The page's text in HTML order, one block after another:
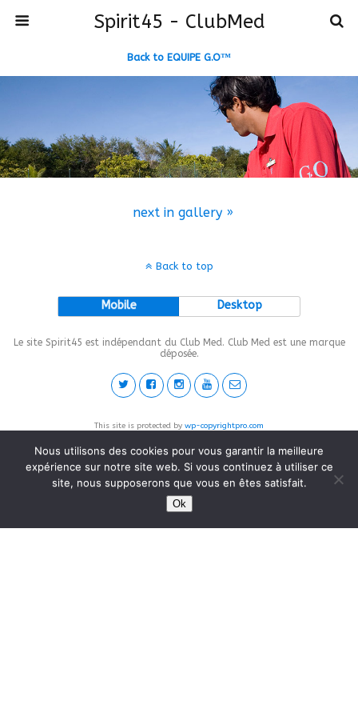
Spirit45 - ClubMed
Back to EQUIPE G.O™
next in gallery »
Back to top
Mobile Desktop
Le site Spirit45 est indépendant du Club Med. Club Med est une marque
déposée.
This site is protected by wp-copyrightpro.com
Nous utilisons des cookies pour vous garantir la meilleure
expérience sur notre site web. Si vous continuez à utiliser ce
site, nous supposerons que vous en êtes satisfait.
Ok